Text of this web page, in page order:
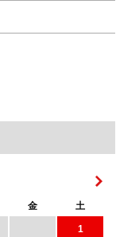
金
土
1